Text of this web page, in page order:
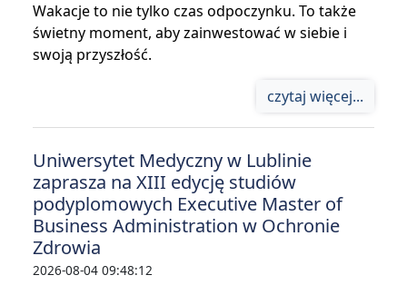
Wakacje to nie tylko czas odpoczynku. To także
świetny moment, aby zainwestować w siebie i
swoją przyszłość.
czytaj więcej...
Uniwersytet Medyczny w Lublinie
zaprasza na XIII edycję studiów
podyplomowych Executive Master of
Business Administration w Ochronie
Zdrowia
2026-08-04 09:48:12